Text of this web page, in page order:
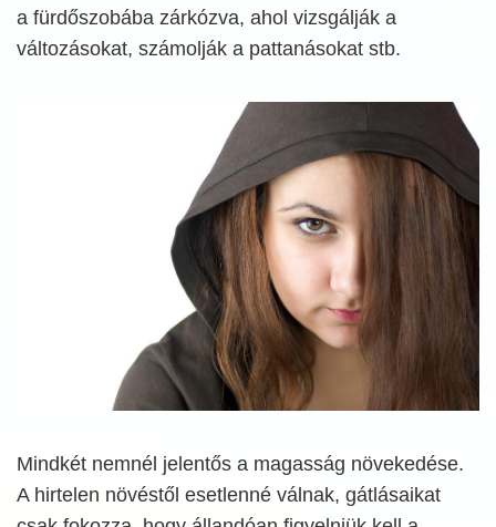
a fürdőszobába zárkózva, ahol vizsgálják a
változásokat, számolják a pattanásokat stb.
Mindkét nemnél jelentős a magasság növekedése.
A hirtelen növéstől esetlenné válnak, gátlásaikat